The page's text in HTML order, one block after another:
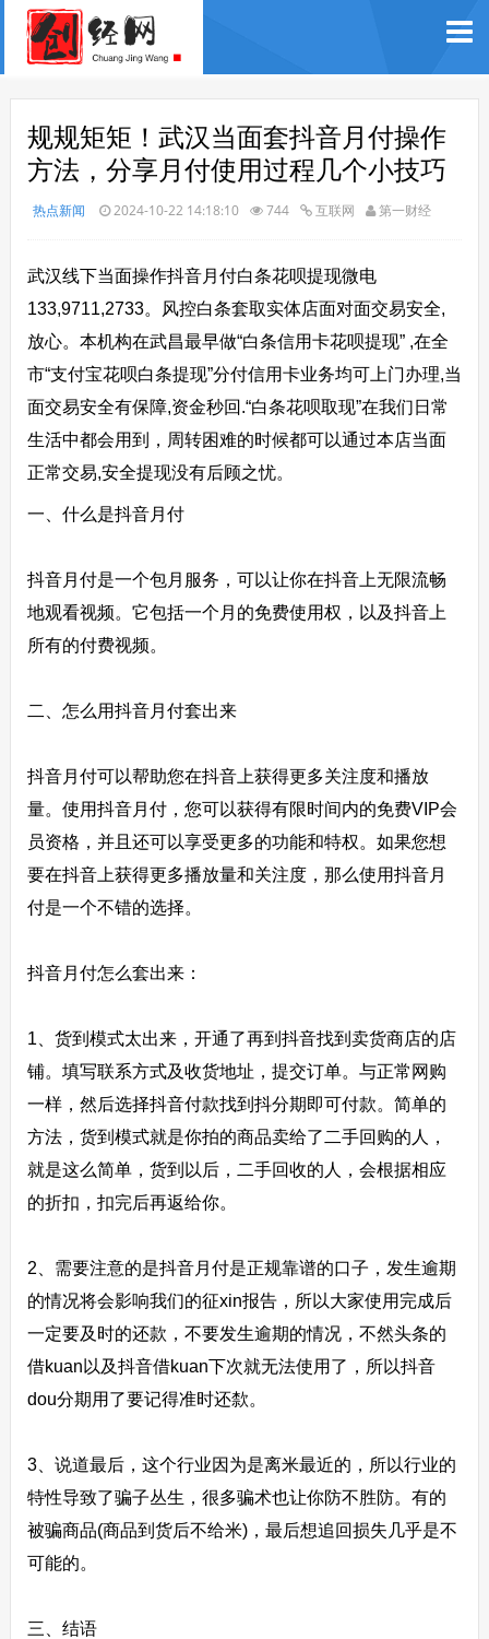
规规矩矩！武汉当面套抖音月付操作
方法，分享月付使用过程几个小技巧
热点新闻 2024-10-22 14:18:10 744 互联网 第一财经
武汉线下当面操作抖音月付白条花呗提现微电
133,9711,2733。风控白条套取实体店面对面交易安全,
放心。本机构在武昌最早做“白条信用卡花呗提现” ,在全
市“支付宝花呗白条提现”分付信用卡业务均可上门办理,当
面交易安全有保障,资金秒回.“白条花呗取现”在我们日常
生活中都会用到，周转困难的时候都可以通过本店当面
正常交易,安全提现没有后顾之忧。
一、什么是抖音月付
抖音月付是一个包月服务，可以让你在抖音上无限流畅
地观看视频。它包括一个月的免费使用权，以及抖音上
所有的付费视频。
二、怎么用抖音月付套出来
抖音月付可以帮助您在抖音上获得更多关注度和播放
量。使用抖音月付，您可以获得有限时间内的免费VIP会
员资格，并且还可以享受更多的功能和特权。如果您想
要在抖音上获得更多播放量和关注度，那么使用抖音月
付是一个不错的选择。
抖音月付怎么套出来：
1、货到模式太出来，开通了再到抖音找到卖货商店的店
铺。填写联系方式及收货地址，提交订单。与正常网购
一样，然后选择抖音付款找到抖分期即可付款。简单的
方法，货到模式就是你拍的商品卖给了二手回购的人，
就是这么简单，货到以后，二手回收的人，会根据相应
的折扣，扣完后再返给你。
2、需要注意的是抖音月付是正规靠谱的口子，发生逾期
的情况将会影响我们的征xin报告，所以大家使用完成后
一定要及时的还款，不要发生逾期的情况，不然头条的
借kuan以及抖音借kuan下次就无法使用了，所以抖音
dou分期用了要记得准时还歀。
3、说道最后，这个行业因为是离米最近的，所以行业的
特性导致了骗子丛生，很多骗术也让你防不胜防。有的
被骗商品(商品到货后不给米)，最后想追回损失几乎是不
可能的。
三、结语